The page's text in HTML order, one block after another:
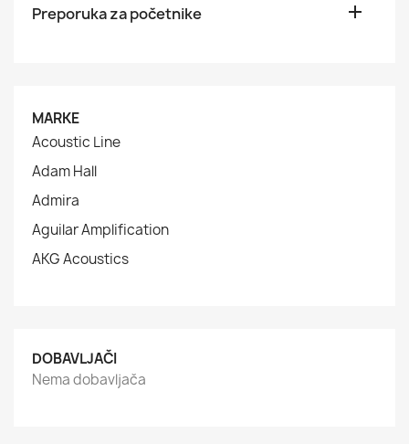
Preporuka za početnike

MARKE
Acoustic Line
Adam Hall
Admira
Aguilar Amplification
AKG Acoustics
DOBAVLJAČI
Nema dobavljača